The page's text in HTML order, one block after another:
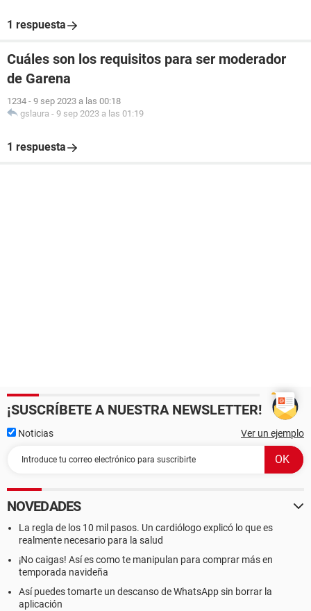
1 respuesta
Cuáles son los requisitos para ser moderador
de Garena
1234 - 9 sep 2023 a las 00:18
gslaura - 9 sep 2023 a las 01:19
1 respuesta
¡SUSCRÍBETE A NUESTRA NEWSLETTER!
Noticias Ver un ejemplo
NOVEDADES
La regla de los 10 mil pasos. Un cardiólogo explicó lo que es
realmente necesario para la salud
¡No caigas! Así es como te manipulan para comprar más en
temporada navideña
Así puedes tomarte un descanso de WhatsApp sin borrar la
aplicación